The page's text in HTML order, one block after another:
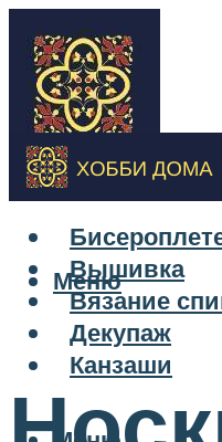
Вышивка
Вязание
Декупаж
Канзаши
Меню